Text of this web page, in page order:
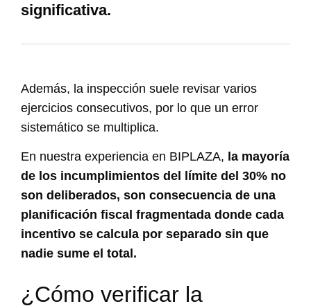
significativa.
Además, la inspección suele revisar varios
ejercicios consecutivos, por lo que un error
sistemático se multiplica.
En nuestra experiencia en BIPLAZA, la mayoría
de los incumplimientos del límite del 30% no
son deliberados, son consecuencia de una
planificación fiscal fragmentada donde cada
incentivo se calcula por separado sin que
nadie sume el total.
¿Cómo verificar la